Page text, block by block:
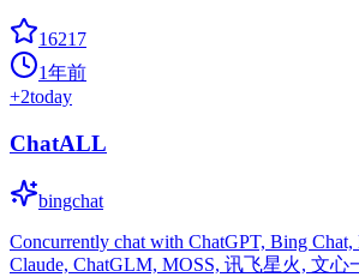
16217
1年前
+2today
ChatALL
bingchat
Concurrently chat with ChatGPT, Bing Chat,
Claude, ChatGLM, MOSS, 讯飞星火, 文心